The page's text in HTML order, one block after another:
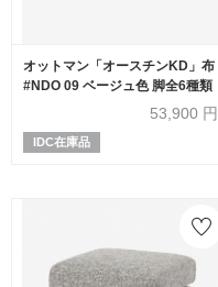
オットマン「オースチンKD」布
#NDO 09 ベージュ色 脚全6種類
53,900 円
IDC在庫品